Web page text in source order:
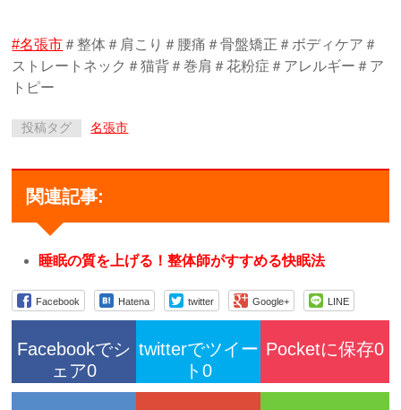
#名張市 ＃整体＃肩こり＃腰痛＃骨盤矯正＃ボディケア＃
ストレートネック＃猫背＃巻肩＃花粉症＃アレルギー＃ア
トピー
投稿タグ 名張市
関連記事:
睡眠の質を上げる！整体師がすすめる快眠法
Facebook Hatena twitter Google+ LINE
Facebookでシ
ェア0
twitterでツイー
ト0
Pocketに保存0